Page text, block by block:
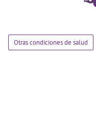
Otras condiciones de salud